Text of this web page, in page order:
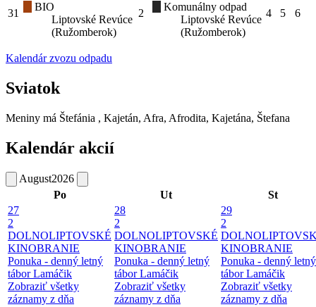
31
BIO
Liptovské Revúce
(Ružomberok)
2
Komunálny odpad
Liptovské Revúce
(Ružomberok)
4 5 6
Kalendár zvozu odpadu
Sviatok
Meniny má Štefánia , Kajetán, Afra, Afrodita, Kajetána, Štefana
Kalendár akcií
August2026
Po
Ut
St
27
2
DOLNOLIPTOVSKÉ
KINOBRANIE
Ponuka - denný letný
tábor Lamáčik
Zobraziť všetky
záznamy z dňa
28
2
DOLNOLIPTOVSKÉ
KINOBRANIE
Ponuka - denný letný
tábor Lamáčik
Zobraziť všetky
záznamy z dňa
29
2
KINOBRANIE
Ponuka - denný letný
tábor Lamáčik
Zobraziť všetky
záznamy z dňa